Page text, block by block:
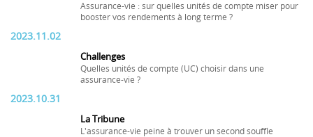
Assurance-vie : sur quelles unités de compte miser pour
booster vos rendements à long terme ?
2023.11.02
Challenges
Quelles unités de compte (UC) choisir dans une
assurance-vie ?
2023.10.31
La Tribune
L'assurance-vie peine à trouver un second souffle